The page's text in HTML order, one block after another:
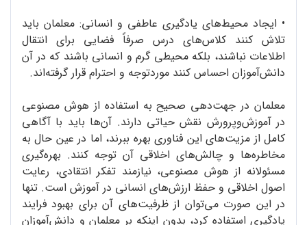
• ایجاد محیط‌های یادگیری عاطفی و انسانی: معلمان باید
تلاش کنند کلاس‌های درس صرفاً فضایی برای انتقال
اطلاعات نباشند، بلکه محیطی گرم و انسانی باشند که در آن
دانش‌آموزان احساس کنند موردتوجه و احترام قرار گرفته‌اند.
معلمان در جهت‌دهی صحیح به استفاده از هوش مصنوعی
در آموزش‌وپرورش نقش حیاتی دارند. آن‌ها باید با آگاهی
کامل از مزیت‌های این فناوری بهره ببرند، اما در عین حال به
مخاطره‌ها و چالش‌های اخلاقی آن توجه کنند. بهره‌گیری
مسئولانه از هوش مصنوعی، نیازمند تفکر انتقادی، رعایت
اصول اخلاقی و حفظ ارزش‌های انسانی در آموزش است. تنها
در این صورت می‌توان از ظرفیت‌‌های آن برای بهبود فرایند
یادگیری استفاده کرد، بدون اینکه بر معلمان و دانش‌آموزان